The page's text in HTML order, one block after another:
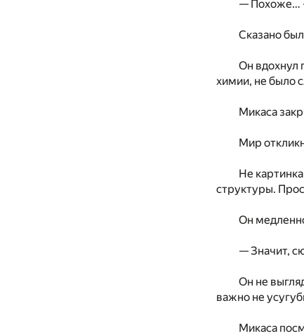
— Похоже…
Сказано
Он вдохнул
химии, не было
Микаса
Мир
Не
структуры.
Он
— Значит,
Он не
важно не
Микаса